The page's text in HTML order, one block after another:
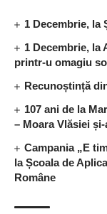
1 Decembrie, la
1 Decembrie, la
printr-u omagiu
Recunoștință
107 ani de la
– Moara Vlăsiei
Campania „E
la Școala de
Române